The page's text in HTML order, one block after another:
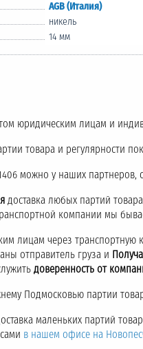
AGB (Италия)
никель
14 мм
юридическим лицам и
товара и регулярности
можно у наших партнеров,
доставка любых партий
компании мы
лицам через
отправитель груза и
доверенность от
Подмосковью партии
маленьких партий
в нашем офисе на